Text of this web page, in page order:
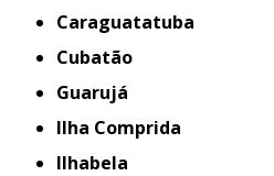
Caraguatatuba
Cubatão
Guarujá
Ilha Comprida
Ilhabela